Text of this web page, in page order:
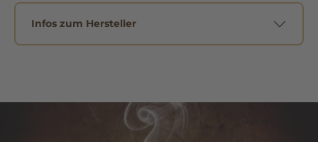
Infos zum Hersteller